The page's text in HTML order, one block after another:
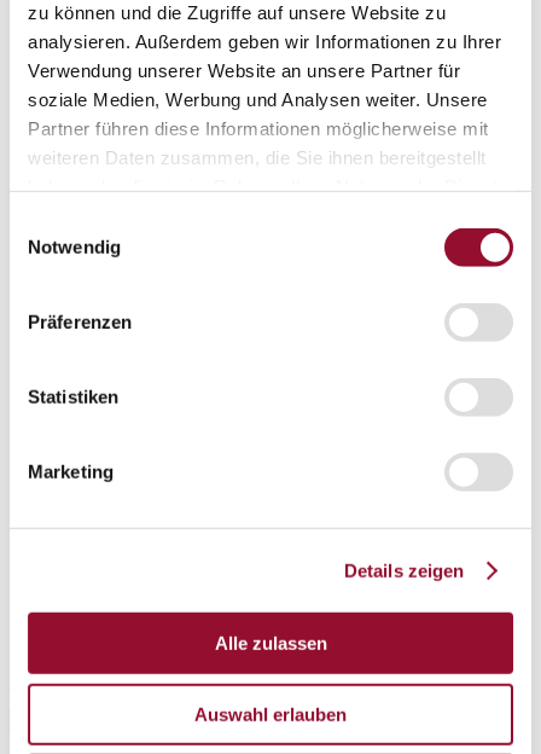
zu können und die Zugriffe auf unsere Website zu
analysieren. Außerdem geben wir Informationen zu Ihrer
Verwendung unserer Website an unsere Partner für
soziale Medien, Werbung und Analysen weiter. Unsere
Partner führen diese Informationen möglicherweise mit
weiteren Daten zusammen, die Sie ihnen bereitgestellt
Notwendig
Präferenzen
Statistiken
Marketing
Details zeigen
Alle zulassen
Auswahl erlauben
Statik
Fertigung und Montage
Presse
Presse
Pressespiegel
Arbeitswelten
Kontakt
Kontakt
Deutsch|English